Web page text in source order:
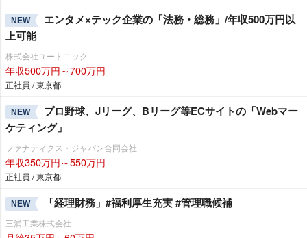
NEW
エンタメ×テック企業の「法務・総務」/年収500万円以
上可能
株式会社ユートニック
年収500万円～700万円
正社員 / 東京都
NEW
プロ野球、Jリーグ、Bリーグ等ECサイトの「Webマー
ケティング」
ファナティクス・ジャパン合同会社
年収350万円～550万円
正社員 / 東京都
NEW 「経理財務」#福利厚生充実 #管理職候補
三浦工業株式会社